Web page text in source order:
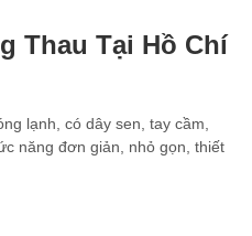
Thau Tại Hồ Chí
lạnh, có dây sen, tay cầm,
năng đơn giản, nhỏ gọn, thiết